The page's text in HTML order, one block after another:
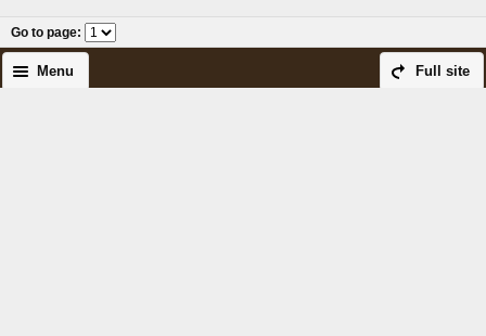
Go to page:
Full site
Menu